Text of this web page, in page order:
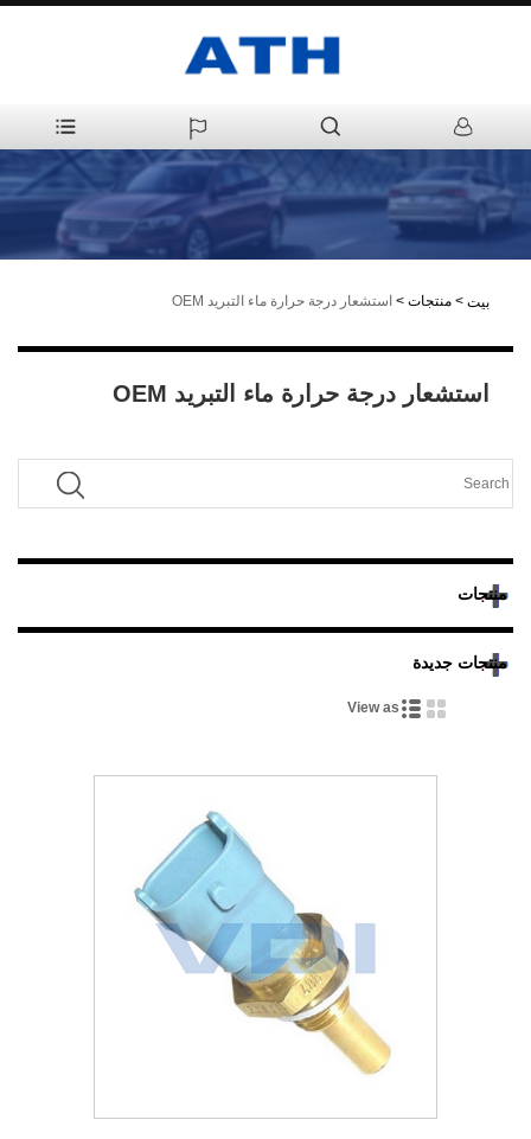
بيت > منتجات > استشعار درجة حرارة ماء التبريد OEM
استشعار درجة حرارة ماء التبريد OEM
منتجات
منتجات جديدة
View as